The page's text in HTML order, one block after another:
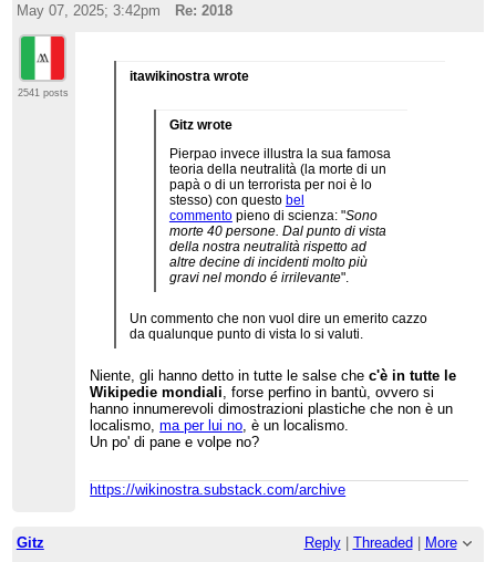
May 07, 2025; 3:42pm
Re: 2018
2541 posts
itawikinostra wrote
Gitz wrote
Pierpao invece illustra la sua famosa
teoria della neutralità (la morte di un
papà o di un terrorista per noi è lo
stesso) con questo bel
commentopieno di scienza: "Sono
morte 40 persone. Dal punto di vista
della nostra neutralità rispetto ad
altre decine di incidenti molto più
gravi nel mondo é irrilevante".
Un commento che non vuol dire un emerito cazzo
da qualunque punto di vista lo si valuti.
Niente, gli hanno detto in tutte le salse chec'è in tutte le
Wikipedie mondiali , forse perfino in bantù, ovvero si
hanno innumerevoli dimostrazioni plastiche che non è un
localismo,ma per lui no , è un localismo.
Un po' di pane e volpe no?
https://wikinostra.substack.com/archive
Gitz Reply| Threaded
More